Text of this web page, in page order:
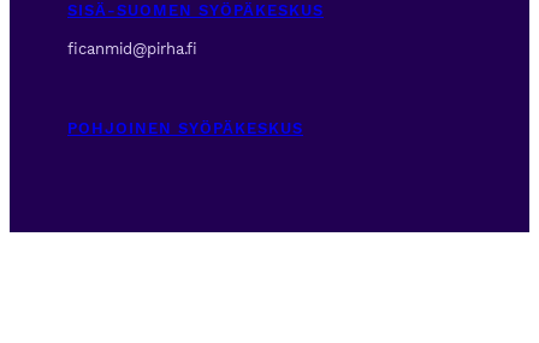
SISÄ-SUOMEN SYÖPÄKESKUS
ficanmid@pirha.fi
POHJOINEN SYÖPÄKESKUS